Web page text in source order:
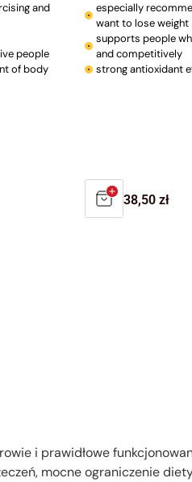
and
people
of body
especially
want to lose weight
supports people
and competitively
strong antioxidant
Regular
38,50 zł
i prawidłowe
mocne ograniczenie